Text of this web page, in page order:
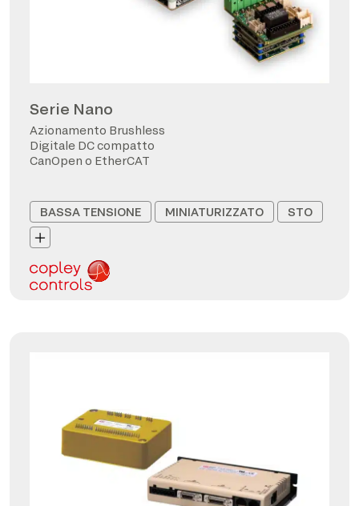
Serie Nano
Azionamento Brushless
Digitale DC compatto
CanOpen o EtherCAT
BASSA TENSIONE MINIATURIZZATO STO